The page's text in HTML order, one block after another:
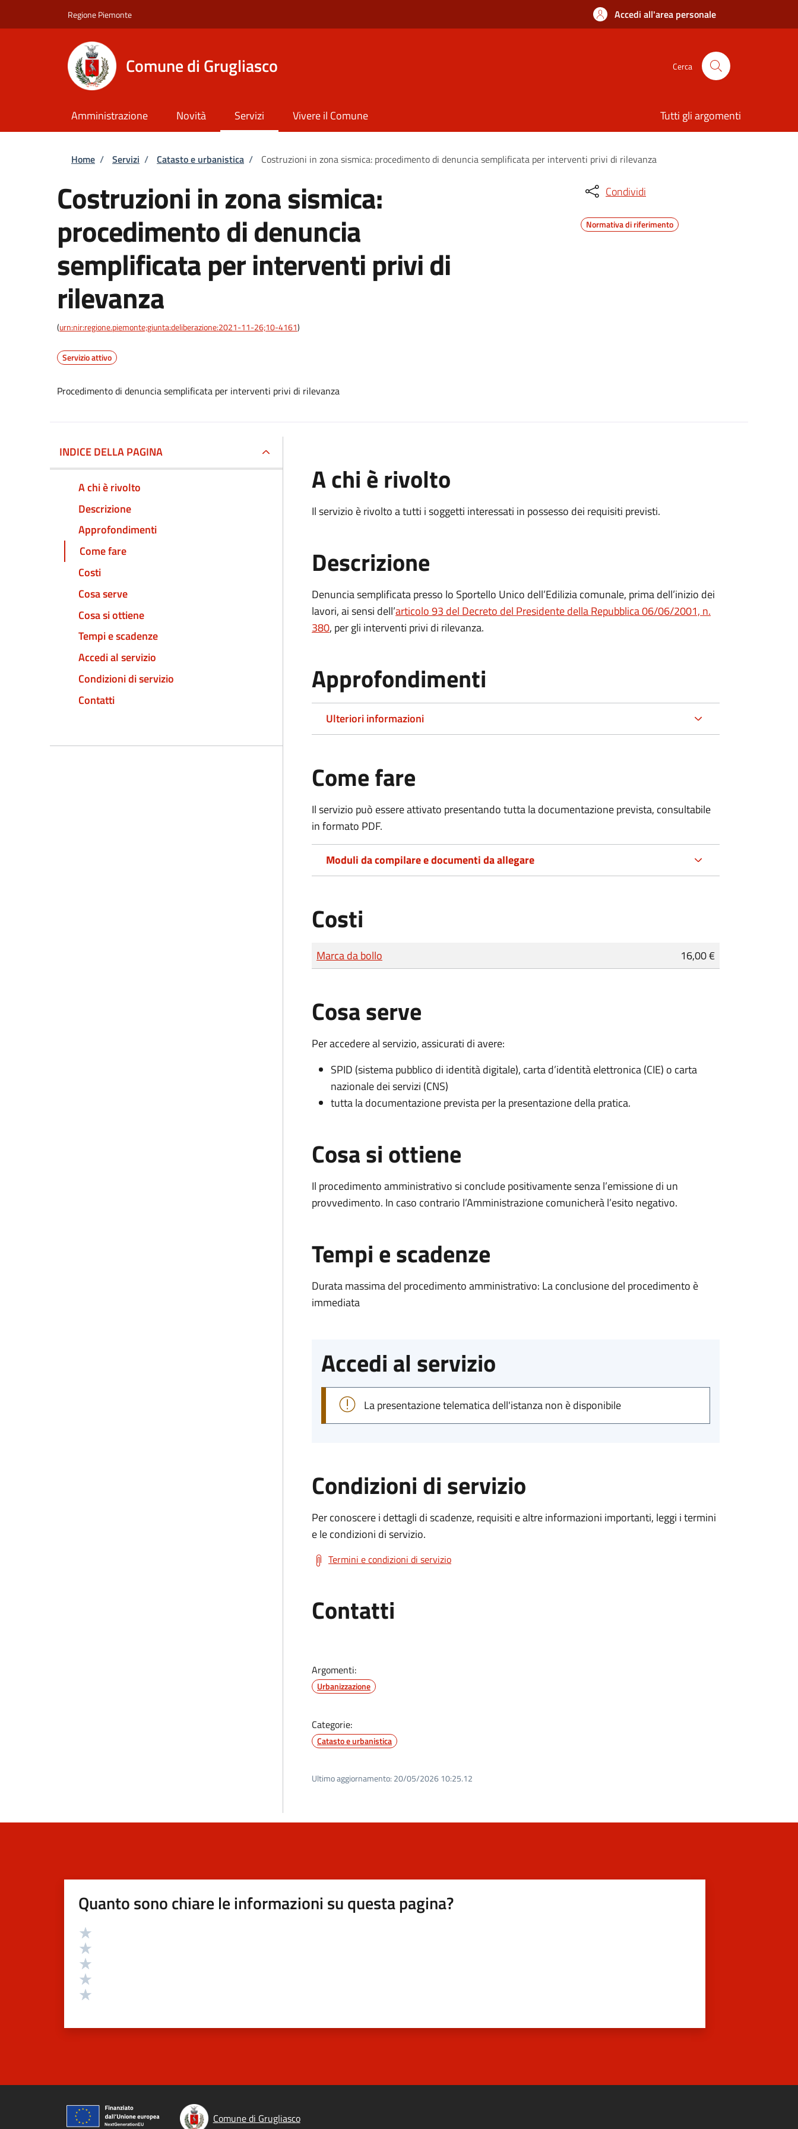
Regione Piemonte Accedi all'area personale
Comune di Grugliasco Cerca
Amministrazione Novità Servizi Vivere il Comune Tutti gli argomenti
Briciole di pane
Home / Servizi / Catasto e urbanistica / Costruzioni in zona sismica: procedimento di denuncia semplificata per interventi privi di rilevanza
Costruzioni in zona sismica:
procedimento di denuncia
semplificata per interventi privi di
rilevanza
(urn:nir:regione.piemonte;giunta:deliberazione:2021-11-26;10-4161)
Servizio attivo
Procedimento di denuncia semplificata per interventi privi di rilevanza
Condividi
Normativa di riferimento
INDICE DELLA PAGINA
A chi è rivolto
Descrizione
Approfondimenti
Come fare
Costi
Cosa serve
Cosa si ottiene
Tempi e scadenze
Accedi al servizio
Condizioni di servizio
Contatti
A chi è rivolto
Il servizio è rivolto a tutti i soggetti interessati in possesso dei requisiti previsti.
Descrizione
Denuncia semplificata presso lo Sportello Unico dell’Edilizia comunale, prima dell’inizio dei
lavori, ai sensi dell’articolo 93 del Decreto del Presidente della Repubblica 06/06/2001, n.
380, per gli interventi privi di rilevanza.
Approfondimenti
Ulteriori informazioni
Come fare
Il servizio può essere attivato presentando tutta la documentazione prevista, consultabile
in formato PDF.
Moduli da compilare e documenti da allegare
Costi
Tipo di pagamento
Importo
Marca da bollo 16,00 €
Cosa serve
Per accedere al servizio, assicurati di avere:
SPID (sistema pubblico di identità digitale), carta d’identità elettronica (CIE) o carta
nazionale dei servizi (CNS)
tutta la documentazione prevista per la presentazione della pratica.
Cosa si ottiene
Il procedimento amministrativo si conclude positivamente senza l’emissione di un
provvedimento. In caso contrario l’Amministrazione comunicherà l’esito negativo.
Tempi e scadenze
Durata massima del procedimento amministrativo: La conclusione del procedimento è
immediata
Accedi al servizio
La presentazione telematica dell'istanza non è disponibile
Condizioni di servizio
Per conoscere i dettagli di scadenze, requisiti e altre informazioni importanti, leggi i termini
e le condizioni di servizio.
Termini e condizioni di servizio
Contatti
Argomenti:
Urbanizzazione
Categorie:
Catasto e urbanistica
Ultimo aggiornamento: 20/05/2026 10:25.12
Quanto sono chiare le informazioni su questa pagina?
Valutazione
Comune di Grugliasco